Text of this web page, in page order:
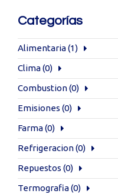
Categorías
Alimentaria(1)
Clima(0)
Combustion(0)
Emisiones (0)
Farma(0)
Refrigeracion(0)
Repuestos (0)
Termografia(0)